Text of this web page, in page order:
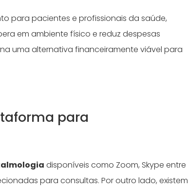
para pacientes e profissionais da saúde,
em ambiente físico e reduz despesas
uma alternativa financeiramente viável para
para
disponíveis como Zoom, Skype entre
para consultas. Por outro lado, existem